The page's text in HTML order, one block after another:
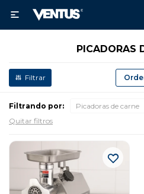

PICADORAS
Filtrando por: Picadoras de carne
Quitar filtros